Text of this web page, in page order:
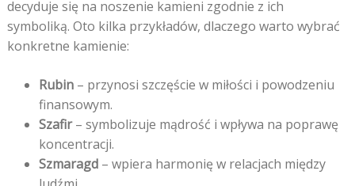
decyduje się na noszenie kamieni zgodnie z ich
symboliką. Oto kilka przykładów, dlaczego warto wybrać
konkretne kamienie:
Rubin– przynosi szczęście w miłości i powodzeniu
finansowym.
Szafir– symbolizuje mądrość i wpływa na poprawę
koncentracji.
Szmaragd– wpiera harmonię w relacjach między